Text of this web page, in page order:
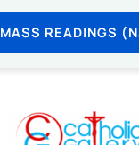
MASS READINGS